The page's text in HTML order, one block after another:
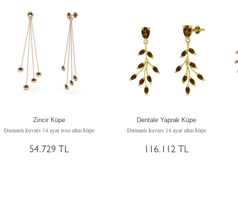
Zincir Küpe
Dumanlı kuvars 14 ayar rose altın küpe
54.729 TL
Dentale Yaprak Küpe
Dumanlı kuvars 14 ayar altın küpe
116.112 TL